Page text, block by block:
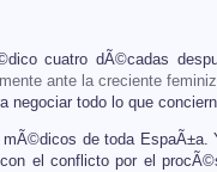
cuatro dÃ©cadas
ante la creciente
todo lo que
de toda
el conflicto por el